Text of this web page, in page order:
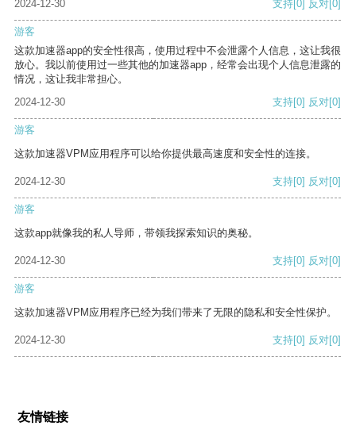
2024-12-30 支持[0] 反对[0]
游客
这款加速器app的安全性很高，使用过程中不会泄露个人信息，这让我很
放心。我以前使用过一些其他的加速器app，经常会出现个人信息泄露的
情况，这让我非常担心。
2024-12-30
支持[0] 反对[0]
游客
这款加速器VPM应用程序可以给你提供最高速度和安全性的连接。
2024-12-30 支持[0] 反对[0]
游客
这款app就像我的私人导师，带领我探索知识的奥秘。
2024-12-30 支持[0] 反对[0]
游客
这款加速器VPM应用程序已经为我们带来了无限的隐私和安全性保护。
2024-12-30 支持[0] 反对[0]
友情链接